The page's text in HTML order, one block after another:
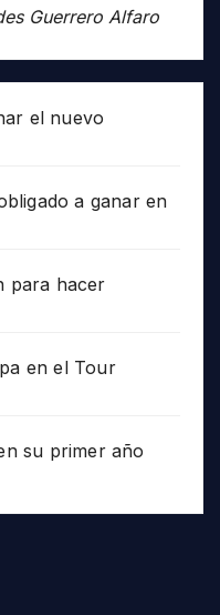
Guerrero Alfaro
el nuevo
a ganar en
para hacer
en el Tour
su primer año